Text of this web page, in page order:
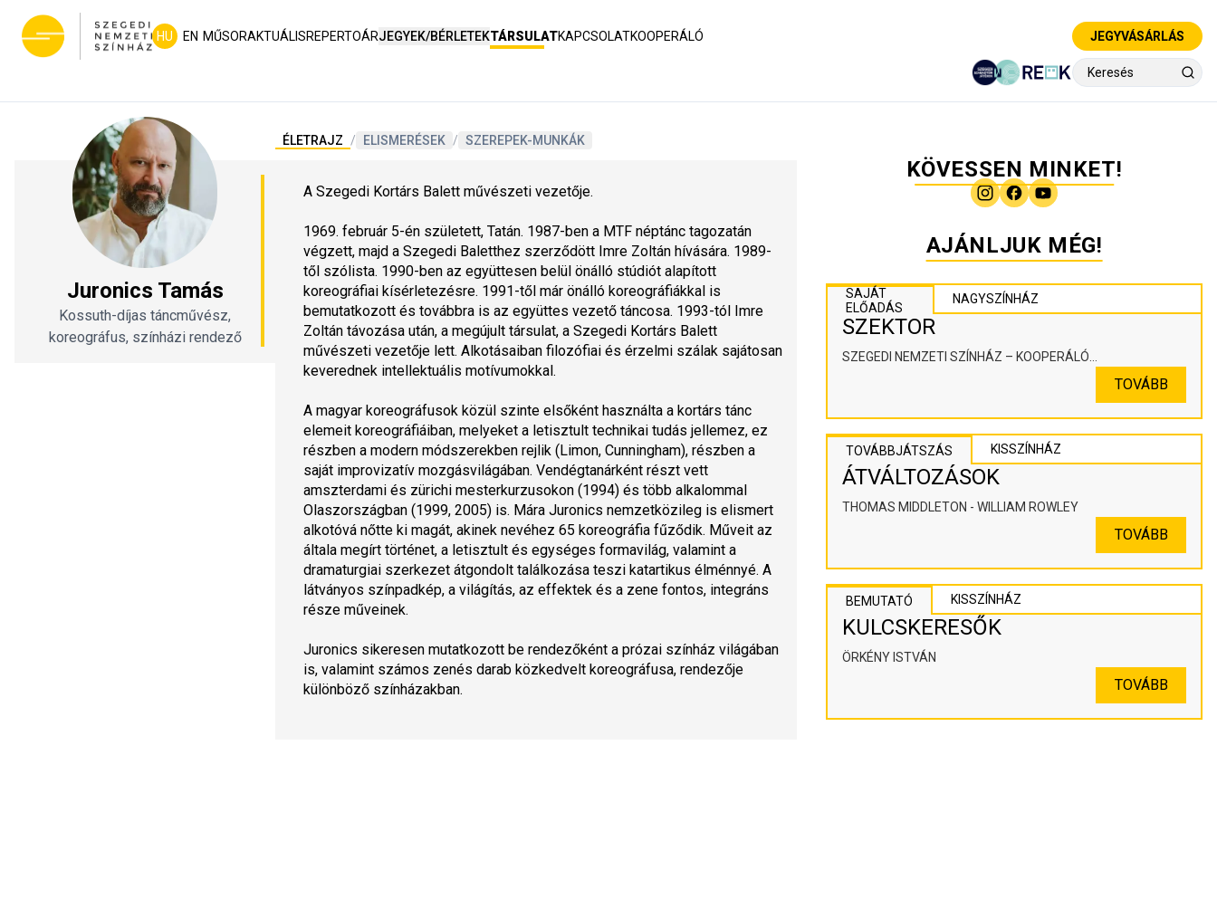
HU EN MŰSORAKTUÁLISREPERTOÁRJEGYEK/BÉRLETEKTÁRSULATKAPCSOLATKOOPERÁLÓ JEGYVÁSÁRLÁS
Juronics Tamás
Kossuth-díjas táncművész,
koreográfus, színházi rendező
ÉLETRAJZ / ELISMERÉSEK / SZEREPEK-MUNKÁK
A Szegedi Kortárs Balett művészeti vezetője.
1969. február 5-én született, Tatán. 1987-ben a MTF néptánc tagozatán
végzett, majd a Szegedi Baletthez szerződött Imre Zoltán hívására. 1989-
től szólista. 1990-ben az együttesen belül önálló stúdiót alapított
koreográfiai kísérletezésre. 1991-től már önálló koreográfiákkal is
bemutatkozott és továbbra is az együttes vezető táncosa. 1993-tól Imre
Zoltán távozása után, a megújult társulat, a Szegedi Kortárs Balett
művészeti vezetője lett. Alkotásaiban filozófiai és érzelmi szálak sajátosan
keverednek intellektuális motívumokkal.
A magyar koreográfusok közül szinte elsőként használta a kortárs tánc
elemeit koreográfiáiban, melyeket a letisztult technikai tudás jellemez, ez
részben a modern módszerekben rejlik (Limon, Cunningham), részben a
saját improvizatív mozgásvilágában. Vendégtanárként részt vett
amszterdami és zürichi mesterkurzusokon (1994) és több alkalommal
Olaszországban (1999, 2005) is. Mára Juronics nemzetközileg is elismert
alkotóvá nőtte ki magát, akinek nevéhez 65 koreográfia fűződik. Műveit az
általa megírt történet, a letisztult és egységes formavilág, valamint a
dramaturgiai szerkezet átgondolt találkozása teszi katartikus élménnyé. A
látványos színpadkép, a világítás, az effektek és a zene fontos, integráns
része műveinek.
Juronics sikeresen mutatkozott be rendezőként a prózai színház világában
is, valamint számos zenés darab közkedvelt koreográfusa, rendezője
különböző színházakban.
KÖVESSEN MINKET!
AJÁNLJUK MÉG!
SAJÁT
ELŐADÁS
NAGYSZÍNHÁZ
SZEKTOR
SZEGEDI NEMZETI SZÍNHÁZ – KOOPERÁLÓ
TOVÁBB
TOVÁBBJÁTSZÁS KISSZÍNHÁZ
ÁTVÁLTOZÁSOK
THOMAS MIDDLETON - WILLIAM ROWLEY
TOVÁBB
BEMUTATÓ KISSZÍNHÁZ
KULCSKERESŐK
ÖRKÉNY ISTVÁN
TOVÁBB